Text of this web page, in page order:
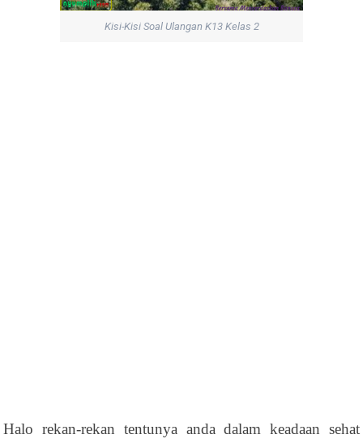
Kisi-Kisi Soal Ulangan K13 Kelas 2
Halo rekan-rekan tentunya anda dalam keadaan sehat